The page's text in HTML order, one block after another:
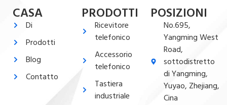
CASA
Di
Prodotti
Blog
Contatto
PRODOTTI
Ricevitore
telefonico
Accessorio
telefonico
Tastiera
industriale
POSIZIONI
No.695,
Yangming West
Road,
sottodistretto
di Yangming,
Yuyao, Zhejiang,
Cina